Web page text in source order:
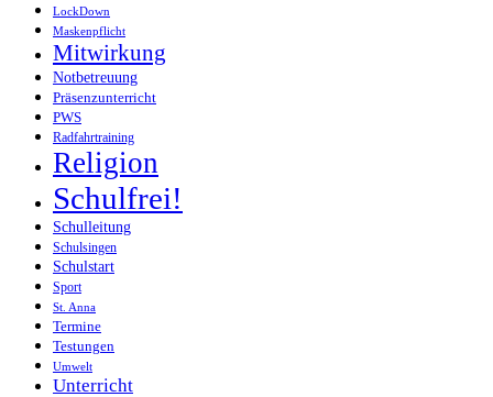
LockDown
Maskenpflicht
Mitwirkung
Notbetreuung
Präsenzunterricht
PWS
Radfahrtraining
Religion
Schulfrei!
Schulleitung
Schulsingen
Schulstart
Sport
St. Anna
Termine
Testungen
Umwelt
Unterricht